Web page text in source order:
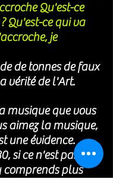
Qu'est-ce
Qu'est-ce qui va
je
de tonnes de faux
vérité de l'Art.
musique que vous
aimez la musique,
une évidence.
si ce n'est pas le
comprends plus